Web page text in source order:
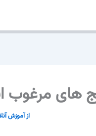
های مرغوب
ازآموزش